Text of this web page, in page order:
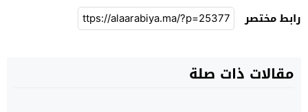
رابط مختصر
مقالات ذات صلة